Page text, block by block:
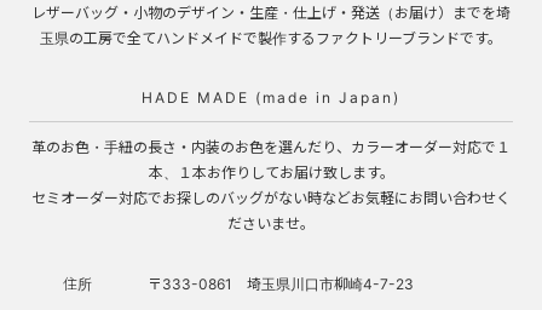
レザーバッグ・小物のデザイン・生産・仕上げ・発送（お届け）までを埼
玉県の工房で全てハンドメイドで製作するファクトリーブランドです。
HADE MADE (made in Japan)
革のお色・手紐の長さ・内装のお色を選んだり、カラーオーダー対応で１
本、１本お作りしてお届け致します。
セミオーダー対応でお探しのバッグがない時などお気軽にお問い合わせく
ださいませ。
住所
〒333-0861 埼玉県川口市柳崎4-7-23